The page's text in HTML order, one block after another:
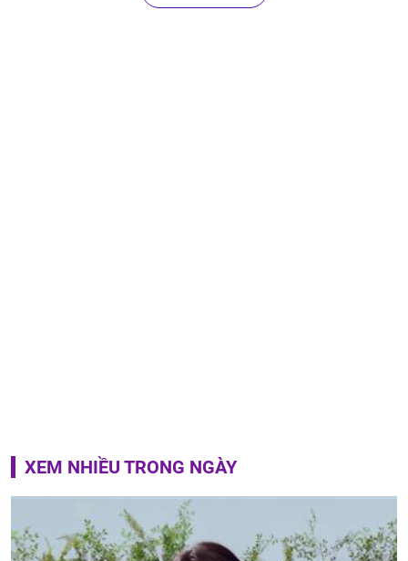
XEM NHIỀU TRONG NGÀY